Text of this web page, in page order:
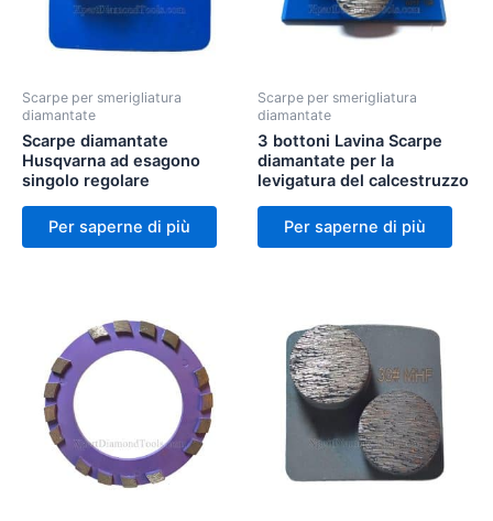
Scarpe per smerigliatura
diamantate
Scarpe diamantate
Husqvarna ad esagono
singolo regolare
Per saperne di più
Scarpe per smerigliatura
diamantate
3 bottoni Lavina Scarpe
diamantate per la
levigatura del calcestruzzo
Per saperne di più